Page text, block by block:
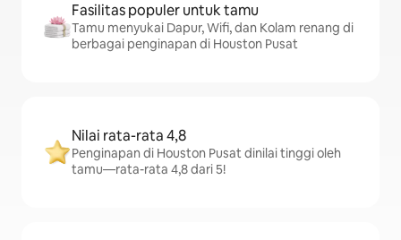
Fasilitas populer untuk tamu
Tamu menyukai Dapur, Wifi, dan Kolam renang di
berbagai penginapan di Houston Pusat
Nilai rata-rata 4,8
Penginapan di Houston Pusat dinilai tinggi oleh
tamu—rata-rata 4,8 dari 5!